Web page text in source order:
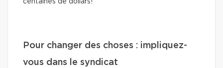
centaines de dollars!
Pour changer des choses : impliquez-
vous dans le syndicat